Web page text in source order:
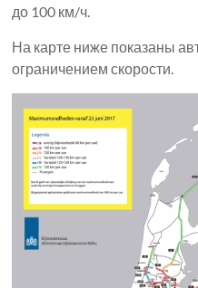
до 100 км/ч.
На карте ниже показаны
ограничением скорости.